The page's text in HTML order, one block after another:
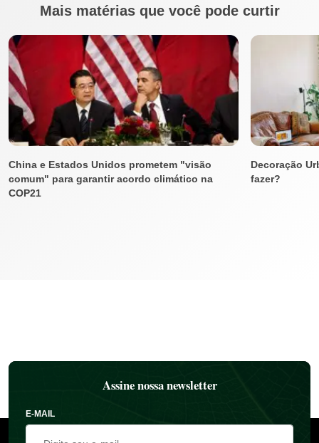
Mais matérias que você pode curtir
China e Estados Unidos prometem "visão
comum" para garantir acordo climático na
COP21
Decoração
fazer?
Assine nossa newsletter
E-MAIL